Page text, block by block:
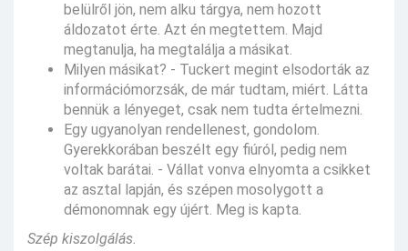
belülről jön, nem alku tárgya, nem hozott
áldozatot érte. Azt én megtettem. Majd
megtanulja, ha megtalálja a másikat.
Milyen másikat? - Tuckert megint elsodorták az
információmorzsák, de már tudtam, miért. Látta
bennük a lényeget, csak nem tudta értelmezni.
Egy ugyanolyan rendellenest, gondolom.
Gyerekkorában beszélt egy fiúról, pedig nem
voltak barátai. - Vállat vonva elnyomta a csikket
az asztal lapján, és szépen mosolygott a
démonomnak egy újért. Meg is kapta.
Szép kiszolgálás.